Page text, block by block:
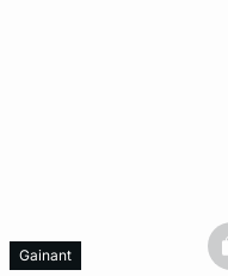
Gainant